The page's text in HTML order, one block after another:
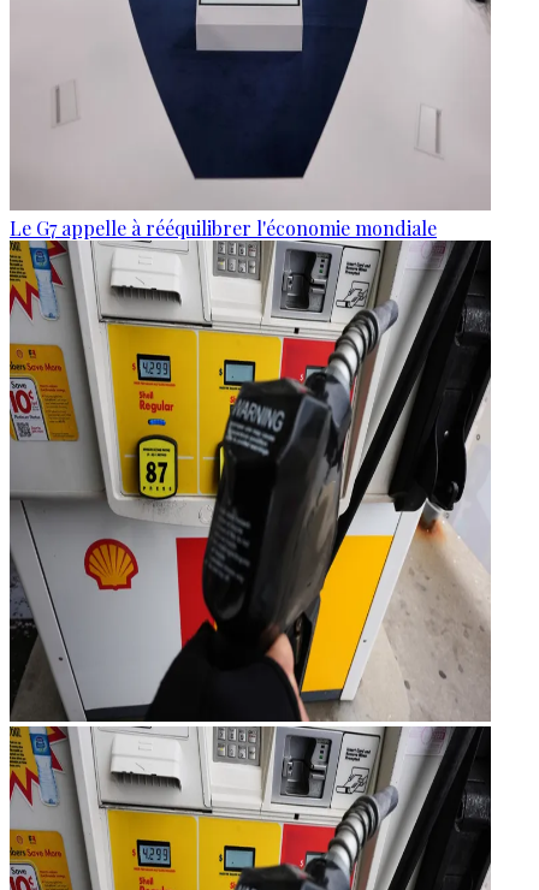
Le G7 appelle à rééquilibrer l'économie mondiale